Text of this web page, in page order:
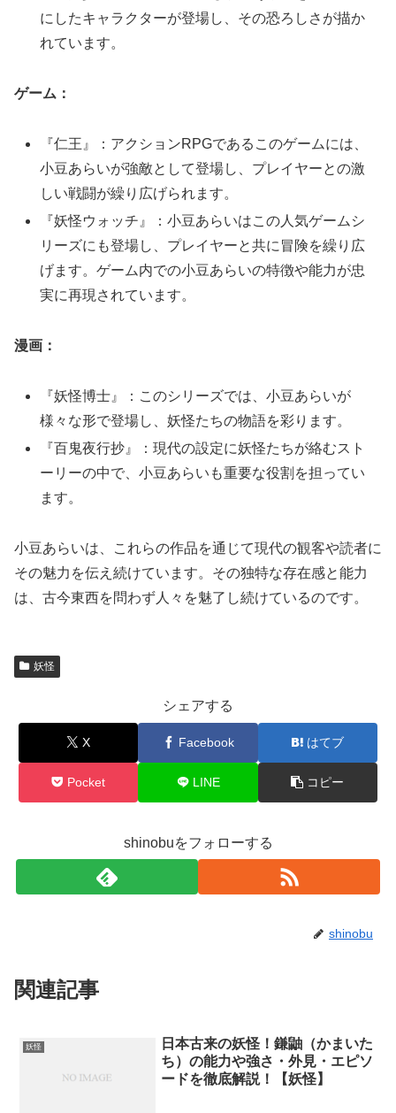
にしたキャラクターが登場し、その恐ろしさが描か
れています。
ゲーム：
『仁王』：アクションRPGであるこのゲームには、
小豆あらいが強敵として登場し、プレイヤーとの激
しい戦闘が繰り広げられます。
『妖怪ウォッチ』：小豆あらいはこの人気ゲームシ
リーズにも登場し、プレイヤーと共に冒険を繰り広
げます。ゲーム内での小豆あらいの特徴や能力が忠
実に再現されています。
漫画：
『妖怪博士』：このシリーズでは、小豆あらいが
様々な形で登場し、妖怪たちの物語を彩ります。
『百鬼夜行抄』：現代の設定に妖怪たちが絡むスト
ーリーの中で、小豆あらいも重要な役割を担ってい
ます。
小豆あらいは、これらの作品を通じて現代の観客や読者に
その魅力を伝え続けています。その独特な存在感と能力
は、古今東西を問わず人々を魅了し続けているのです。
妖怪
シェアする
X Facebook はてブ
Pocket LINE コピー
shinobuをフォローする
shinobu
関連記事
妖怪
日本古来の妖怪！鎌鼬（かまいた
ち）の能力や強さ・外見・エピソ
ードを徹底解説！【妖怪】